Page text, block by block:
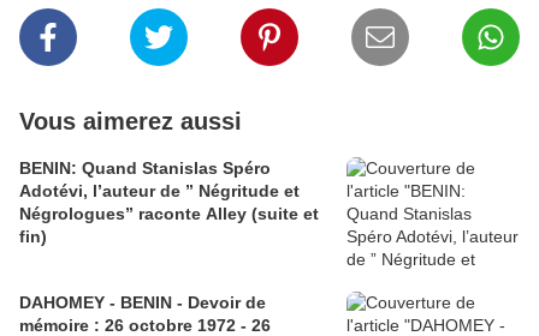
Vous aimerez aussi
BENIN: Quand Stanislas Spéro
Adotévi, l’auteur de ” Négritude et
Négrologues” raconte Alley (suite et
fin)
DAHOMEY - BENIN - Devoir de
mémoire : 26 octobre 1972 - 26